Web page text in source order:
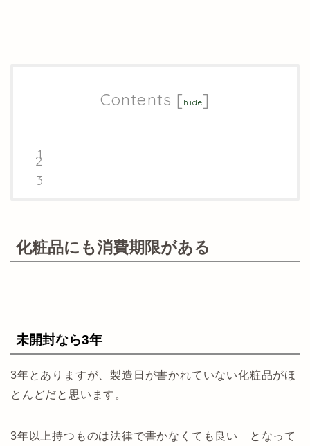
Contents [ hide]
化粧品にも消費期限がある
未開封なら3年
3年とありますが、製造日が書かれていない化粧品がほ
とんどだと思います。
3年以上持つものは法律で書かなくても良い となって